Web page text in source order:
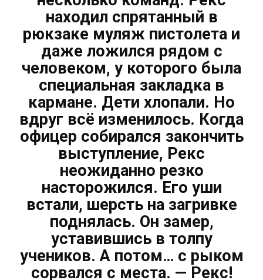
находил спрятанный в
рюкзаке муляж пистолета и
даже ложился рядом с
человеком, у которого была
специальная закладка в
кармане. Дети хлопали. Но
вдруг всё изменилось. Когда
офицер собирался закончить
выступление, Рекс
неожиданно резко
насторожился. Его уши
встали, шерсть на загривке
поднялась. Он замер,
уставившись в толпу
учеников. А потом… с рыком
сорвался с места. — Рекс!